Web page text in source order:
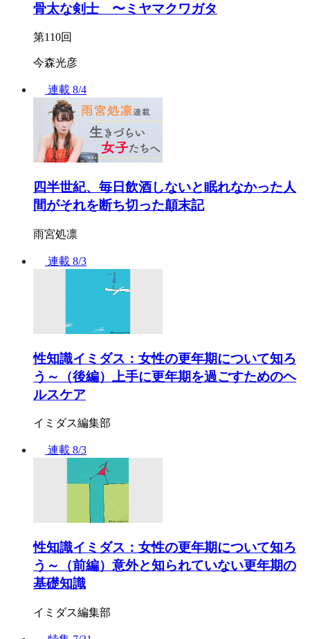
骨太な剣士 〜ミヤマクワガタ
第110回
今森光彦
連載 8/4
四半世紀、毎日飲酒しないと眠れなかった人
間がそれを断ち切った顛末記
雨宮処凛
連載 8/3
性知識イミダス：女性の更年期について知ろ
う～（後編）上手に更年期を過ごすためのヘ
ルスケア
イミダス編集部
連載 8/3
性知識イミダス：女性の更年期について知ろ
う～（前編）意外と知られていない更年期の
基礎知識
イミダス編集部